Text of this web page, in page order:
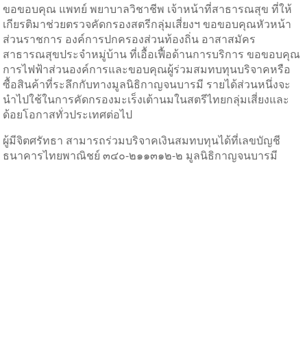
ขอขอบคุณ แพทย์ พยาบาลวิชาชีพ เจ้าหน้าที่สาธารณสุข ที่ให้
เกียรติมาช่วยตรวจคัดกรองสตรีกลุ่มเสี่ยงฯ ขอขอบคุณหัวหน้า
ส่วนราชการ องค์การปกครองส่วนท้องถิ่น อาสาสมัคร
สาธารณสุขประจำหมู่บ้าน ที่เอื้อเฟื้อด้านการบริการ ขอขอบคุณ
การไฟฟ้าส่วนองค์การและขอบคุณผู้ร่วมสมทบทุนบริจาคหรือ
ซื้อสินค้าที่ระลึกกับทางมูลนิธิกาญจนบารมี รายได้ส่วนหนึ่งจะ
นำไปใช้ในการคัดกรองมะเร็งเต้านมในสตรีไทยกลุ่มเสี่ยงและ
ด้อยโอกาสทั่วประเทศต่อไป
ผู้มีจิตศรัทธา สามารถร่วมบริจาคเงินสมทบทุนได้ที่เลขบัญชี
ธนาคารไทยพาณิชย์ ๓๔๐-๒๑๑๓๑๒-๒ มูลนิธิกาญจนบารมี